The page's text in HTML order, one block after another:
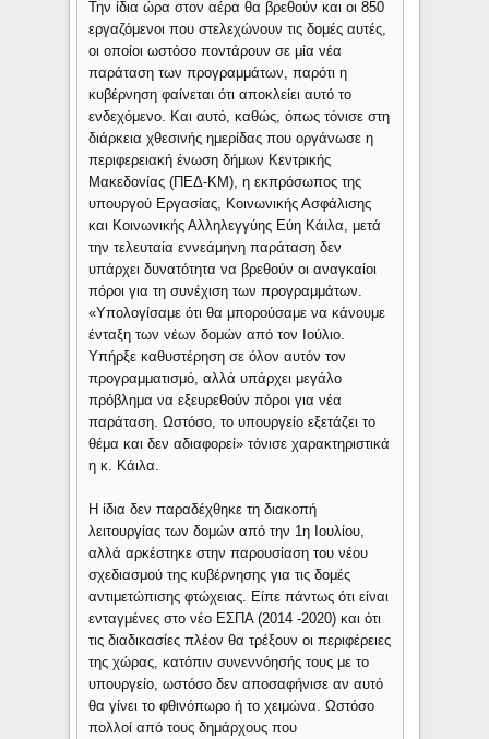
Την ίδια ώρα στον αέρα θα βρεθούν και οι 850
εργαζόμενοι που στελεχώνουν τις δομές αυτές,
οι οποίοι ωστόσο ποντάρουν σε μία νέα
παράταση των προγραμμάτων, παρότι η
κυβέρνηση φαίνεται ότι αποκλείει αυτό το
ενδεχόμενο. Και αυτό, καθώς, όπως τόνισε στη
διάρκεια χθεσινής ημερίδας που οργάνωσε η
περιφερειακή ένωση δήμων Κεντρικής
Μακεδονίας (ΠΕΔ-ΚΜ), η εκπρόσωπος της
υπουργού Εργασίας, Κοινωνικής Ασφάλισης
και Κοινωνικής Αλληλεγγύης Εύη Κάιλα, μετά
την τελευταία εννεάμηνη παράταση δεν
υπάρχει δυνατότητα να βρεθούν οι αναγκαίοι
πόροι για τη συνέχιση των προγραμμάτων.
«Υπολογίσαμε ότι θα μπορούσαμε να κάνουμε
ένταξη των νέων δομών από τον Ιούλιο.
Υπήρξε καθυστέρηση σε όλον αυτόν τον
προγραμματισμό, αλλά υπάρχει μεγάλο
πρόβλημα να εξευρεθούν πόροι για νέα
παράταση. Ωστόσο, το υπουργείο εξετάζει το
θέμα και δεν αδιαφορεί» τόνισε χαρακτηριστικά
η κ. Κάιλα.
Η ίδια δεν παραδέχθηκε τη διακοπή
λειτουργίας των δομών από την 1η Ιουλίου,
αλλά αρκέστηκε στην παρουσίαση του νέου
σχεδιασμού της κυβέρνησης για τις δομές
αντιμετώπισης φτώχειας. Είπε πάντως ότι είναι
ενταγμένες στο νέο ΕΣΠΑ (2014 -2020) και ότι
τις διαδικασίες πλέον θα τρέξουν οι περιφέρειες
της χώρας, κατόπιν συνεννόησής τους με το
υπουργείο, ωστόσο δεν αποσαφήνισε αν αυτό
θα γίνει το φθινόπωρο ή το χειμώνα. Ωστόσο
πολλοί από τους δημάρχους που